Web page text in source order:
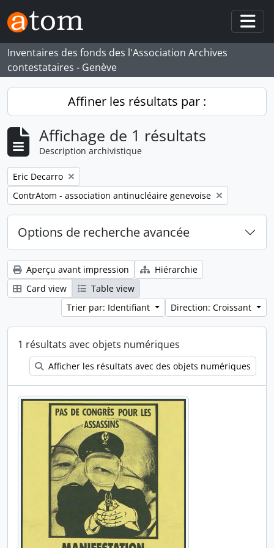
Skip to main content
Inventaires des fonds des l'Association Archives
contestataires - Genève
Affiner les résultats par :
Affichage de 1 résultats
Description archivistique
Remove filter:
Eric Decarro
Remove filter:
ContrAtom - association antinucléaire genevoise
Options de recherche avancée
Aperçu avant impression
Hiérarchie
Card view
Table view
Trier par: Identifiant
Direction: Croissant
1 résultats avec objets numériques
Afficher les résultats avec des objets numériques